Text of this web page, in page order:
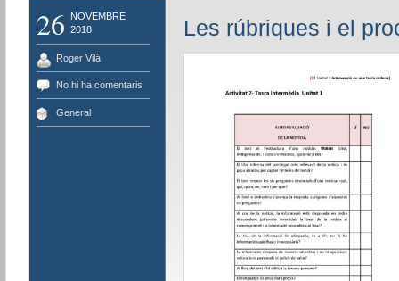
26
NOVEMBRE
2018
Roger Vilà
No hi ha comentaris
General
Les rúbriques i el